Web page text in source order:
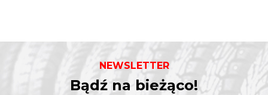
NEWSLETTER
Bądź na bieżąco!